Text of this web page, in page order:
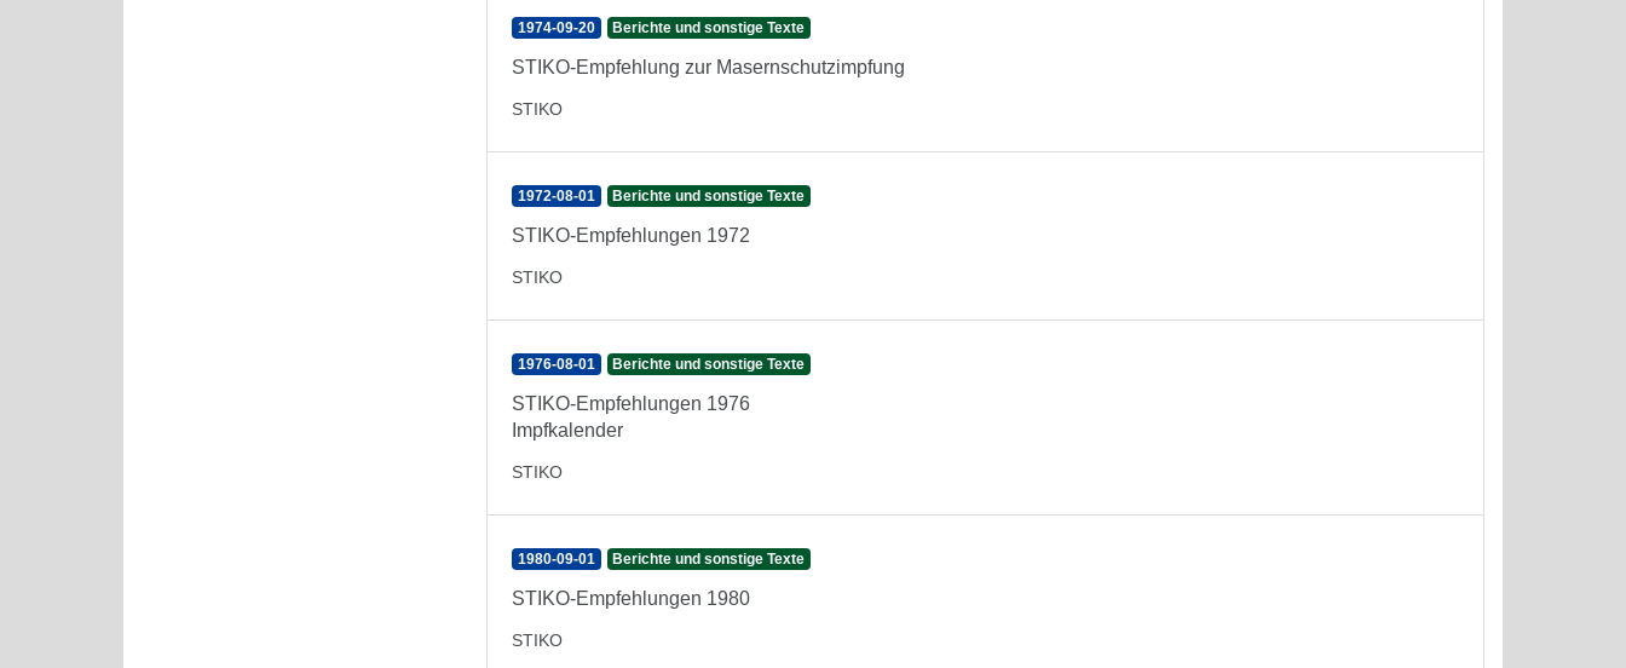
1974-09-20 Berichte und sonstige Texte
STIKO-Empfehlung zur Masernschutzimpfung
STIKO
1972-08-01 Berichte und sonstige Texte
STIKO-Empfehlungen 1972
STIKO
1976-08-01 Berichte und sonstige Texte
STIKO-Empfehlungen 1976
Impfkalender
STIKO
1980-09-01 Berichte und sonstige Texte
STIKO-Empfehlungen 1980
STIKO